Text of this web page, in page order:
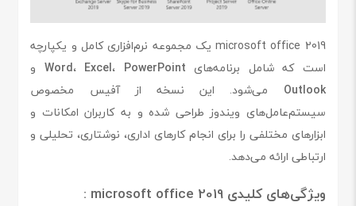
microsoft office 2019 یک مجموعه نرم‌افزاری کامل و یکپارچه
است که شامل برنامه‌های
Word، Excel، PowerPoint
و
Outlook می‌شود. این نسخه از آفیس مخصوص
سیستم‌عامل‌های ویندوز طراحی شده و به کاربران امکانات و
ابزارهای مختلفی را برای انجام کارهای اداری، نوشتاری، تحلیلی و
ارتباطی ارائه می‌دهد.
ویژگی‌های کلیدی microsoft office 2019 :